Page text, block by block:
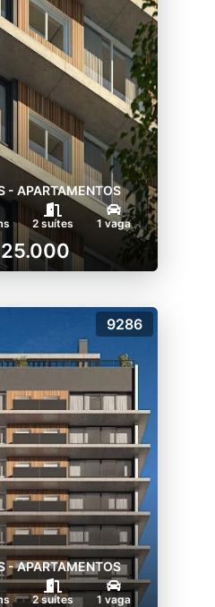
- APARTAMENTOS
2 suítes 1 vaga
9286
- APARTAMENTOS
2 suítes 1 vaga